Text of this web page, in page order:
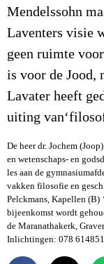
Mendelssohn
Laventers visie
geen ruimte
is voor de Jood,
Lavater heeft
uiting
De heer dr. Jochem
en wetenschaps- en
les aan de
vakken filosofie en
Pelckmans, Kapellen (B)
bijeenkomst wordt
de Maranathakerk,
Inlichtingen: 078